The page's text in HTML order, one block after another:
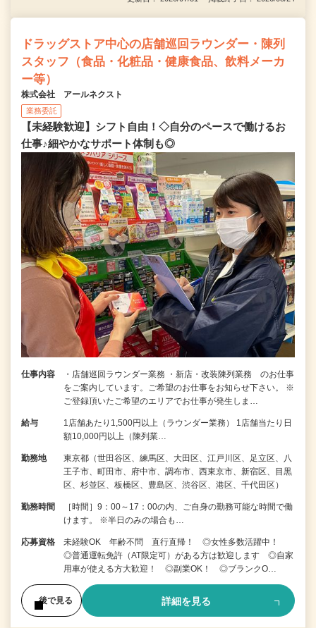
ドラッグストア中心の店舗巡回ラウンダー・陳列
スタッフ（食品・化粧品・健康食品、飲料メーカ
ー等）
株式会社 アールネクスト
業務委託
【未経験歓迎】シフト自由！◇自分のペースで働けるお
仕事♪細やかなサポート体制も◎
仕事内容
・店舗巡回ラウンダー業務 ・新店・改装陳列業務 のお仕事
をご案内しています。ご希望のお仕事をお知らせ下さい。 ※
ご登録頂いたご希望のエリアでお仕事が発生しま…
給与
1店舗あたり1,500円以上（ラウンダー業務） 1店舗当たり日
額10,000円以上（陳列業…
勤務地
東京都（世田谷区、練馬区、大田区、江戸川区、足立区、八
王子市、町田市、府中市、調布市、西東京市、新宿区、目黒
区、杉並区、板橋区、豊島区、渋谷区、港区、千代田区）
勤務時間
［時間］9：00～17：00の内、ご自身の勤務可能な時間で働
けます。 ※半日のみの場合も…
応募資格
未経験OK 年齢不問 直行直帰！ ◎女性多数活躍中！
◎普通運転免許（AT限定可）がある方は歓迎します ◎自家
用車が使える方大歓迎！ ◎副業OK！ ◎ブランクO…
後で見る 詳細を見る